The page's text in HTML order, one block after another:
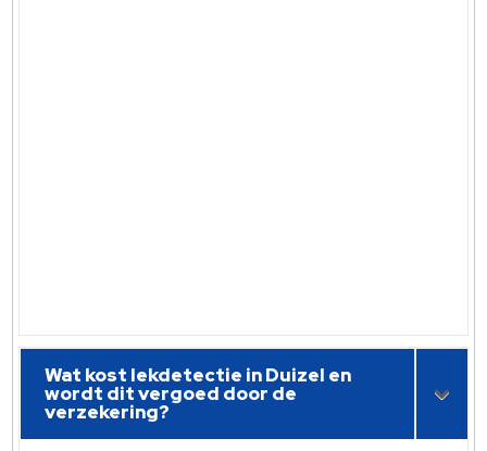
Wat kost lekdetectie in Duizel en
wordt dit vergoed door de
verzekering?